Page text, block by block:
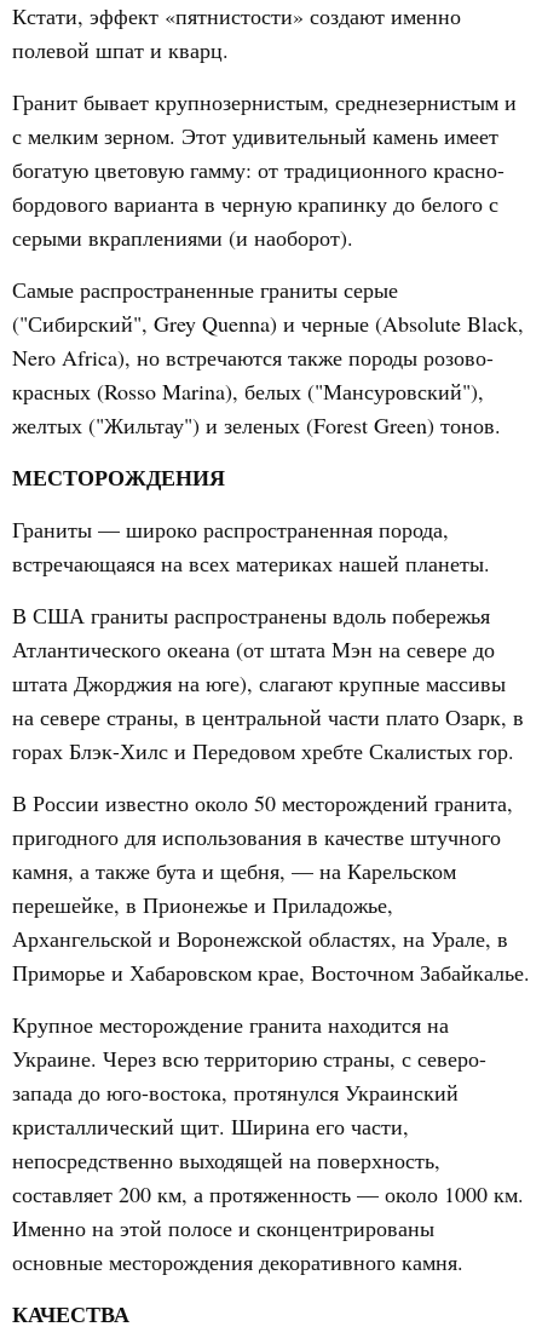
Кстати, эффект «пятнистости» создают именно
полевой шпат и кварц.
Гранит бывает крупнозернистым, среднезернистым и
с мелким зерном. Этот удивительный камень имеет
богатую цветовую гамму: от традиционного красно-
бордового варианта в черную крапинку до белого с
серыми вкраплениями (и наоборот).
Самые распространенные граниты серые
("Сибирский", Grey Quenna) и черные (Absolute Black,
Nero Africa), но встречаются также породы розово-
красных (Rosso Marina), белых ("Мансуровский"),
желтых ("Жильтау") и зеленых (Forest Green) тонов.
МЕСТОРОЖДЕНИЯ
Граниты — широко распространенная порода,
встречающаяся на всех материках нашей планеты.
В США граниты распространены вдоль побережья
Атлантического океана (от штата Мэн на севере до
штата Джорджия на юге), слагают крупные массивы
на севере страны, в центральной части плато Озарк, в
горах Блэк-Хилс и Передовом хребте Скалистых гор.
В России известно около 50 месторождений гранита,
пригодного для использования в качестве штучного
камня, а также бута и щебня, — на Карельском
перешейке, в Прионежье и Приладожье,
Архангельской и Воронежской областях, на Урале, в
Приморье и Хабаровском крае, Восточном Забайкалье.
Крупное месторождение гранита находится на
Украине. Через всю территорию страны, с северо-
запада до юго-востока, протянулся Украинский
кристаллический щит. Ширина его части,
непосредственно выходящей на поверхность,
составляет 200 км, а протяженность — около 1000 км.
Именно на этой полосе и сконцентрированы
основные месторождения декоративного камня.
КАЧЕСТВА